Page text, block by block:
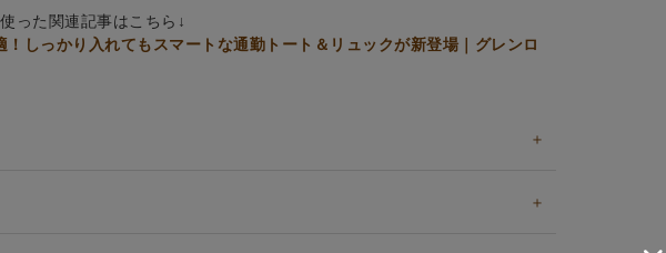
った関連記事はこちら↓
！しっかり入れてもスマートな通勤トート＆リュックが新登場｜グレンロ